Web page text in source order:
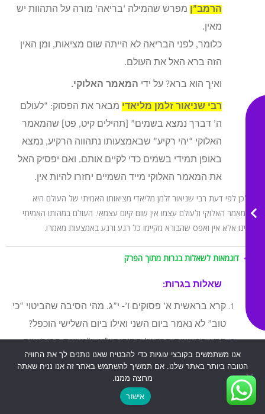
הרמב”ן
מפרש שהמילה ‘בריאה’ מורה על התהוות יש
מאין.
כלומר, לפני הבריאה לא הייתה שום מציאות, ומן האין
הזה ברא האל את העולם.
ואיך הוא ברא? על ידי המאמר האלוקי.
רבי שניאור זלמן מליאדי מבאר את הפסוק: “לעולם
ה’ דברך נמצא בשמים” [תהילים קיט, פט] שהמאמר
האלוקי “יהי רקיע” שבאמצעותו נתהווה הרקיע, נמצא
באופן תמידי בשמים כדי לקיים אותם. ואם יפסיק האל
את המאמר האלוקי מייד השמיים יחזרו להיות אין.
ולכן לפי דעת רבי שניאור זלמן מליאדי מציאותו האמיתי של העולם היא
המאמר האלוקי ולעולם עצמו אין שום קיום עצמאי. העולם במהותו האמיתי
אינו אלא אין ואפס שהבורא מקיימו כל רגע ורגע באמצעות מאמרו.
דוגמאות לשאלות בגרות מתוך הפרק
שאלות בגרות:
קרא בראשית א’ פסוקים ו’- י”ג. מהי הסיבה שהביטוי “כי
טוב” לא נאמר ביום השני ואילו ביום השלישי הוכפל?
קרא בראשית פרק א’ פסוקים י”א- י”ט ואת הפירושים
השונים.
המאורות הגדולים- שווים נבראו, ונתמעטה הלבנה על
אנו משתמשים בקובצי עוגיות כדי להבטיח שאנו נותנים לך את החוויה
הטובה ביותר באתר שלנו. אם תמשיך להשתמש באתר זה אנו נניח שאתה
מרוצה ממנו.
אישור